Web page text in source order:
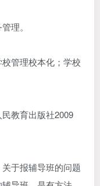
理。
管理校本化；学校
教育出版社2009
于报辅导班的问题